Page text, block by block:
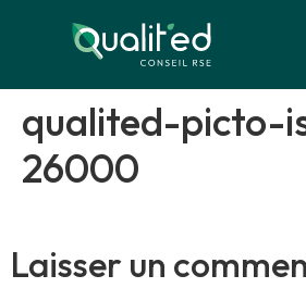
qualited-picto-
26000
Laisser un